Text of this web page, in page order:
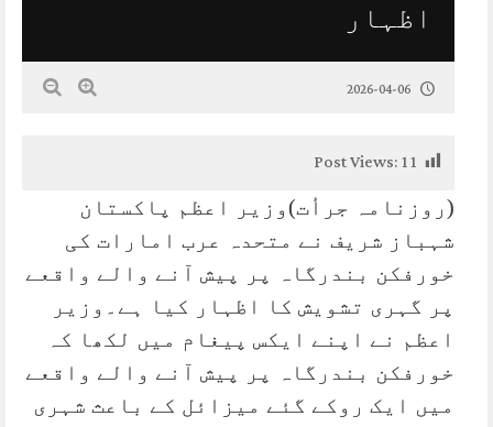
اظہار
2026-04-06
Post Views:11
(روزنامہ جرأت)وزیر اعظم پاکستان
شہباز شریف نے متحدہ عرب امارات کی
خورفکن بندرگاہ پر پیش آنے والے واقعے
پر گہری تشویش کا اظہار کیا ہے۔وزیر
اعظم نے اپنے ایکس پیغام میں لکھا کہ
خورفکن بندرگاہ پر پیش آنے والے واقعے
میں ایک روکے گئے میزائل کے باعث شہری